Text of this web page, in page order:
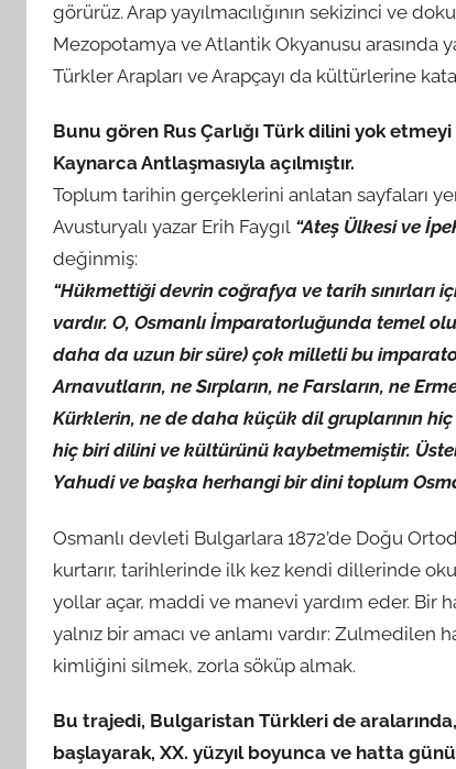
görürüz. Arap yayılmacılığının sekizinci ve
Mezopotamya ve Atlantik Okyanusu arasında
Türkler Arapları ve Arapçayı da kültürlerine
Bunu gören Rus Çarlığı Türk dilini yok
Kaynarca Antlaşmasıyla açılmıştır.
Toplum tarihin gerçeklerini anlatan sayfaları
Avusturyalı yazar Erih Faygıl “Ateş Ülkesi ve
değinmiş:
“Hükmettiği devrin coğrafya ve tarih
vardır. O, Osmanlı İmparatorluğunda temel
daha da uzun bir süre) çok milletli bu
Arnavutların, ne Sırpların, ne Farsların, ne
Kürklerin, ne de daha küçük dil gruplarının
hiç biri dilini ve kültürünü kaybetmemiştir.
Yahudi ve başka herhangi bir dini toplum
Osmanlı devleti Bulgarlara 1872’de Doğu
kurtarır, tarihlerinde ilk kez kendi dillerinde
yollar açar, maddi ve manevi yardım eder. Bir
yalnız bir amacı ve anlamı vardır: Zulmedilen
kimliğini silmek, zorla söküp almak.
Bu trajedi, Bulgaristan Türkleri de aralarında,
başlayarak, XX. yüzyıl boyunca ve hatta